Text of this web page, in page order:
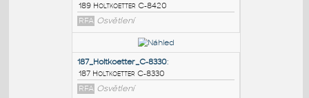
PODOBNÉ BLOKY